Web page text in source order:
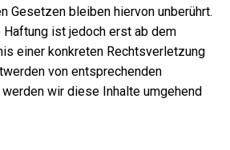
Gesetzen bleiben hiervon unberührt.
ist jedoch erst ab dem
einer konkreten Rechtsverletzung
von entsprechenden
wir diese Inhalte umgehend